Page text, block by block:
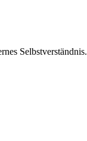
Selbstverständnis.